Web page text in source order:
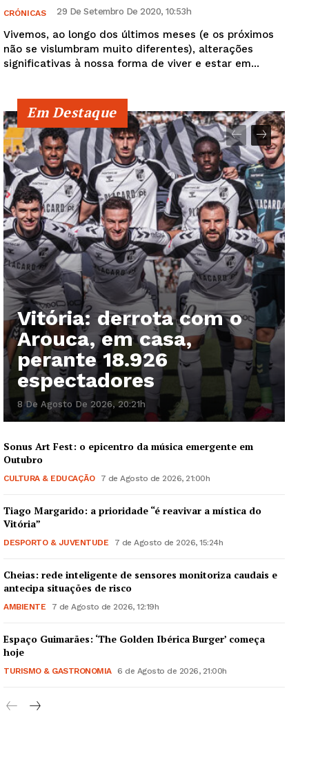
Guimarães, agora!
SUBSCREVA JÁ!
Artigos
Edição Digital
Europa
Grande Entrevista
Publicidade
Quero ser Assinante
CRÓNICAS 29 De Setembro De 2020, 10:53h
Vivemos, ao longo dos últimos meses (e os próximos
não se vislumbram muito diferentes), alterações
significativas à nossa forma de viver e estar em...
Em Destaque
Vitória: derrota com o
Arouca, em casa,
perante 18.926
espectadores
8 De Agosto De 2026, 20:21h
Sonus Art Fest: o epicentro da música emergente em
Outubro
CULTURA & EDUCAÇÃO 7 de Agosto de 2026, 21:00h
Tiago Margarido: a prioridade “é reavivar a mística do
Vitória”
DESPORTO & JUVENTUDE 7 de Agosto de 2026, 15:24h
Cheias: rede inteligente de sensores monitoriza caudais e
antecipa situações de risco
AMBIENTE 7 de Agosto de 2026, 12:19h
Espaço Guimarães: ‘The Golden Ibérica Burger’ começa
hoje
TURISMO & GASTRONOMIA 6 de Agosto de 2026, 21:00h